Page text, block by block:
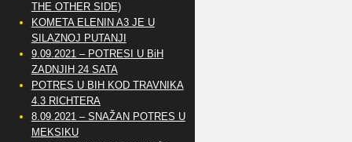
THE OTHER SIDE)
KOMETA ELENIN A3 JE U
SILAZNOJ PUTANJI
9.09.2021 – POTRESI U BiH
ZADNJIH 24 SATA
POTRES U BIH KOD TRAVNIKA
4.3 RICHTERA
8.09.2021 – SNAŽAN POTRES U
MEKSIKU